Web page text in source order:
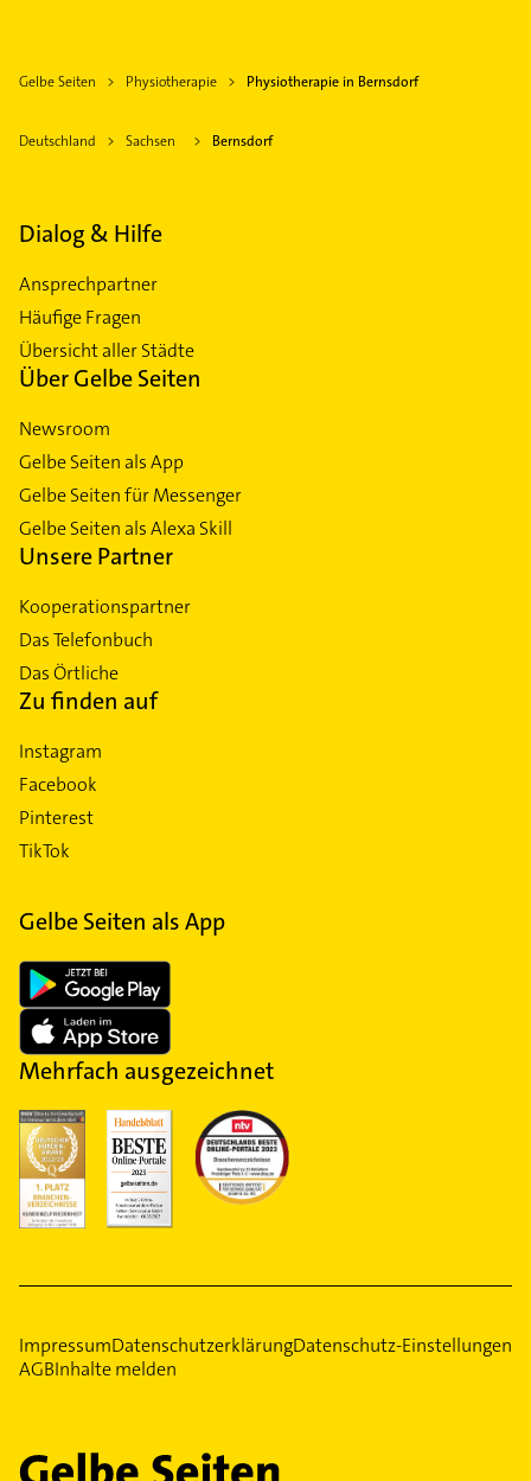
Gelbe Seiten Physiotherapie Physiotherapie in Bernsdorf
Deutschland Sachsen Bernsdorf
Dialog & Hilfe
Ansprechpartner
Häufige Fragen
Übersicht aller Städte
Über Gelbe Seiten
Newsroom
Gelbe Seiten als App
Gelbe Seiten für Messenger
Gelbe Seiten als Alexa Skill
Unsere Partner
Kooperationspartner
Das Telefonbuch
Das Örtliche
Zu finden auf
Instagram
Facebook
Pinterest
TikTok
Gelbe Seiten als App
Mehrfach ausgezeichnet
ImpressumDatenschutzerklärungDatenschutz-Einstellungen
AGBInhalte melden